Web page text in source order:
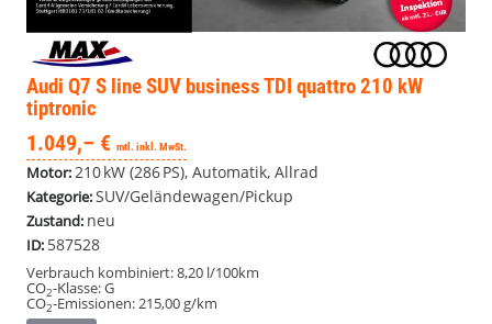
Audi Q7 S line SUV business TDI quattro 210 kW
tiptronic
1.049,– € mtl. inkl. MwSt.
Motor:210 kW (286 PS), Automatik, Allrad
Kategorie:SUV/Geländewagen/Pickup
Zustand: neu
ID: 587528
Verbrauch kombiniert:8,20 l/100km
CO2-Klasse:G
CO2-Emissionen:215,00 g/km